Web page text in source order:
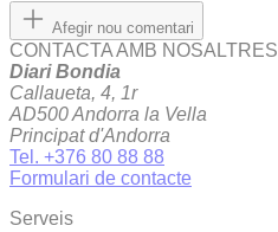
Afegir nou comentari
CONTACTA AMB NOSALTRES
Diari Bondia
Callaueta, 4, 1r
AD500 Andorra la Vella
Principat d'Andorra
Tel. +376 80 88 88
Formulari de contacte
Serveis